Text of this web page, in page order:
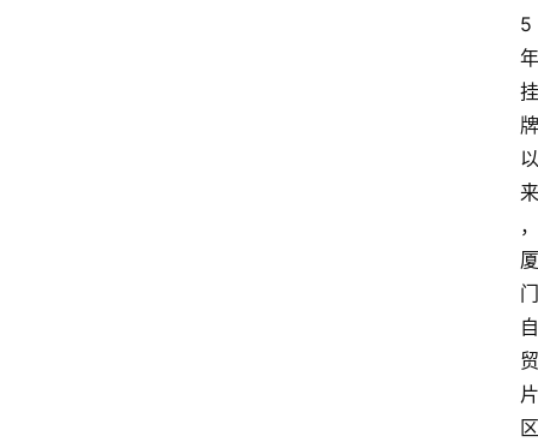
5
年
挂
牌
以
来
，
厦
门
自
贸
片
区